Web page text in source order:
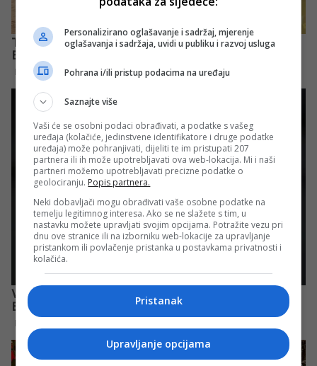
Personalizirano oglašavanje i sadržaj, mjerenje
oglašavanja i sadržaja, uvidi u publiku i razvoj usluga
Pohrana i/ili pristup podacima na uređaju
Saznajte više
Vaši će se osobni podaci obrađivati, a podatke s vašeg
uređaja (kolačiće, jedinstvene identifikatore i druge podatke
uređaja) može pohranjivati, dijeliti te im pristupati 207
partnera ili ih može upotrebljavati ova web-lokacija. Mi i naši
partneri možemo upotrebljavati precizne podatke o
geolociranju. Popis partnera.
Neki dobavljači mogu obrađivati vaše osobne podatke na
temelju legitimnog interesa. Ako se ne slažete s tim, u
nastavku možete upravljati svojim opcijama. Potražite vezu pri
dnu ove stranice ili na izborniku web-lokacije za upravljanje
pristankom ili povlačenje pristanka u postavkama privatnosti i
kolačića.
Pristanak
Upravljanje opcijama